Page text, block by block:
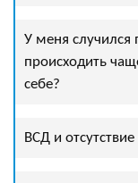
У меня случился
происходить
себе?
ВСД и отсутствие